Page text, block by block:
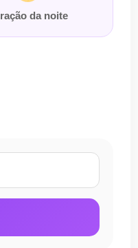
da noite